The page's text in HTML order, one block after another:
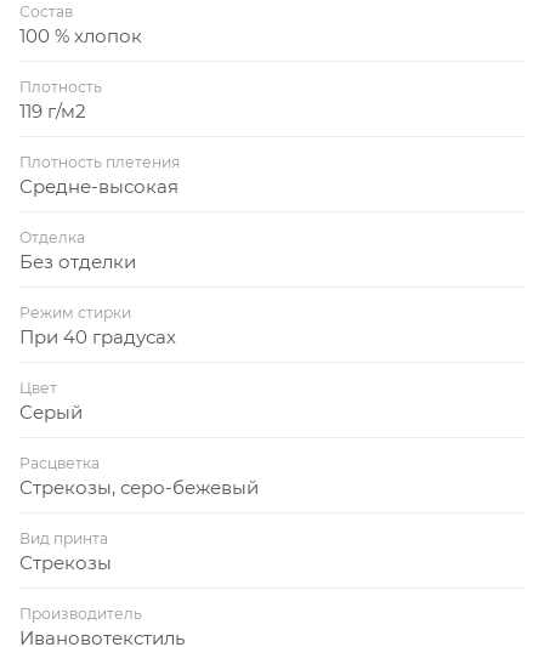
Состав
100 % хлопок
Плотность
119 г/м2
Плотность плетения
Средне-высокая
Отделка
Без отделки
Режим стирки
При 40 градусах
Цвет
Серый
Расцветка
Стрекозы, серо-бежевый
Вид принта
Стрекозы
Производитель
Ивановотекстиль